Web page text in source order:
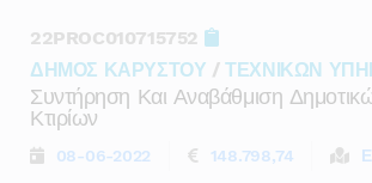
22PROC010715752
ΔΗΜΟΣ ΚΑΡΥΣΤΟΥ /ΤΕΧΝΙΚΩΝ
Συντήρηση Και Αναβάθμιση
Κτιρίων
08-06-2022 148.798,74